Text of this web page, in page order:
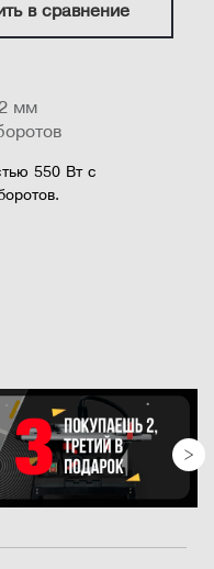
в сравнение
мм
550 Вт с
в зависимости от
как для узла
шлифовального �...